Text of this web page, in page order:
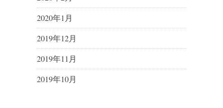
2020年1月
2019年12月
2019年11月
2019年10月